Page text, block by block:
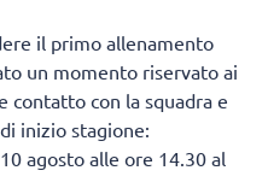
il primo allenamento
un momento riservato ai
contatto con la squadra e
inizio stagione:
agosto alle ore 14.30 al